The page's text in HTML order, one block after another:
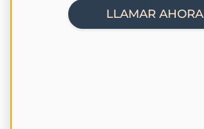
LLAMAR AHORA